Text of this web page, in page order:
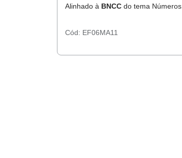
Alinhado à BNCC do tema Números.
Cód: EF06MA11